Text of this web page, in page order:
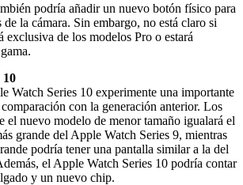
podría añadir un nuevo botón físico para
la cámara. Sin embargo, no está claro si
exclusiva de los modelos Pro o estará
10
Watch Series 10 experimente una importante
con la generación anterior. Los
el nuevo modelo de menor tamaño igualará el
grande del Apple Watch Series 9, mientras
podría tener una pantalla similar a la del
el Apple Watch Series 10 podría contar
y un nuevo chip.